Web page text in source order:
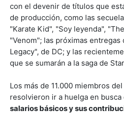
con el devenir de títulos que
de producción, como las
"Karate Kid", "Soy leyenda",
"Venom"; las próximas entregas
Legacy", de DC; y las
que se sumarán a la saga de
Los más de 11.000 miembros
resolvieron ir a huelga en
salarios básicos y sus